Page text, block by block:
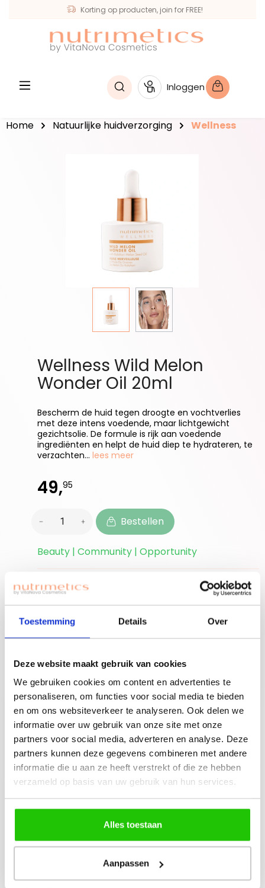
Toestemming Details Over
Deze website maakt gebruik van cookies
We gebruiken cookies om content en advertenties te
personaliseren, om functies voor social media te bieden
en om ons websiteverkeer te analyseren. Ook delen we
informatie over uw gebruik van onze site met onze
partners voor social media, adverteren en analyse. Deze
partners kunnen deze gegevens combineren met andere
informatie die u aan ze heeft verstrekt of die ze hebben
verzameld op basis van uw gebruik van hun services.
Alles toestaan
Aanpassen
Korting op producten, join for FREE!
Inloggen
Home Natuurlijke huidverzorging Wellness
Wellness Wild Melon
Wonder Oil 20ml
Bescherm de huid tegen droogte en vochtverlies
met deze intens voedende, maar lichtgewicht
gezichtsolie. De formule is rijk aan voedende
ingrediënten en helpt de huid diep te hydrateren, te
verzachten... lees meer
49,95
Bestellen
Beauty | Community | Opportunity
Join for free!
Ben je nieuwe
accounthouder?
Vergeet niet jouw
welkomstgift te
Bouw je eigen
beauty community!
Advies nodig of een
gratis workshop
boeken? Neem
contact op met
jouw adviseuse of
mail ons!
vochtverlies met deze intens voedende, maar
lichtgewicht gezichtsolie. De formule is rijk…
Meer